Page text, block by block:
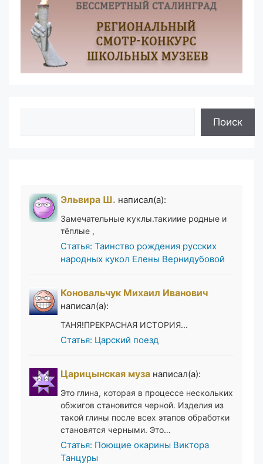
Поиск
Эльвира Ш. написал(а):
Замечательные куклы.такииие родные и
тёплые ,
Статья: Таинство рождения русских
народных кукол Елены Вернидубовой
Коновальчук Михаил Иванович
написал(а):
ТАНЯ!ПРЕКРАСНАЯ ИСТОРИЯ...
Статья: Царский поезд
Царицынская муза написал(а):
Это глина, которая в процессе нескольких
обжигов становится черной. Изделия из
такой глины после всех этапов обработки
становятся черными. Это…
Статья: Поющие окарины Виктора
Танцуры